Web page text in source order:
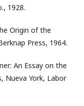
1928.
Origin of the
Press, 1964.
An Essay on the
Nueva York, Labor